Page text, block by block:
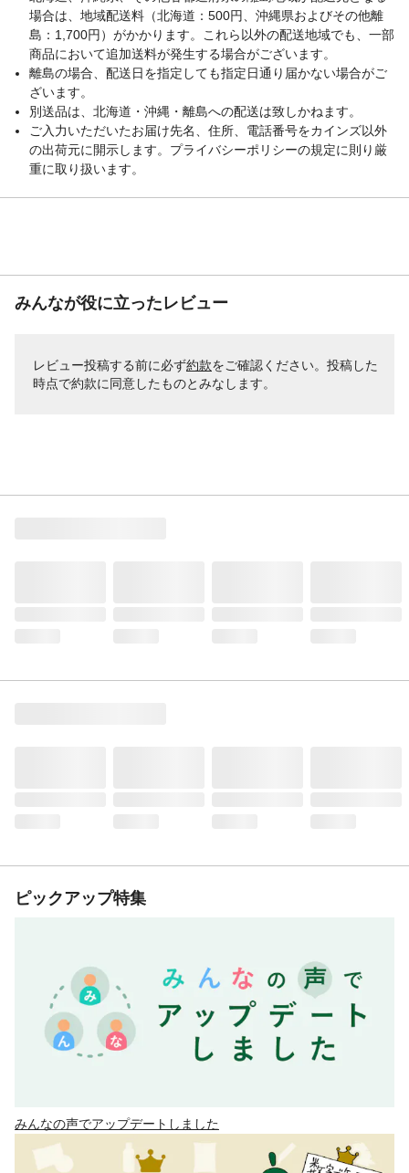
場合は、地域配送料（北海道：500円、沖縄県およびその他離
島：1,700円）がかかります。これら以外の配送地域でも、一部
商品において追加送料が発生する場合がございます。
離島の場合、配送日を指定しても指定日通り届かない場合がご
ざいます。
別送品は、北海道・沖縄・離島への配送は致しかねます。
ご入力いただいたお届け先名、住所、電話番号をカインズ以外
の出荷元に開示します。プライバシーポリシーの規定に則り厳
重に取り扱います。
みんなが役に立ったレビュー
レビュー投稿する前に必ず約款をご確認ください。投稿した
時点で約款に同意したものとみなします。
ピックアップ特集
みんなの声でアップデートしました